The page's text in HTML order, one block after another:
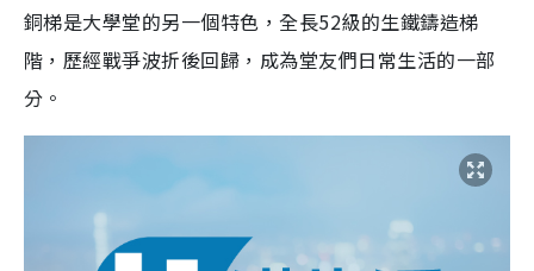
銅梯是大學堂的另一個特色，全長52級的生鐵鑄造梯
階，歷經戰爭波折後回歸，成為堂友們日常生活的一部
分。